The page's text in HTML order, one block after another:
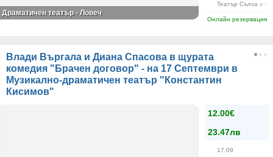
Театър Сълза и
Онлайн резервация
Драматичен театър - Ловеч
Влади Въргала и Диана Спасова в щурата
комедия "Брачен договор" - на 17 Септември в
Музикално-драматичен театър "Константин
Кисимов"
12.00€
23.47лв
17.09